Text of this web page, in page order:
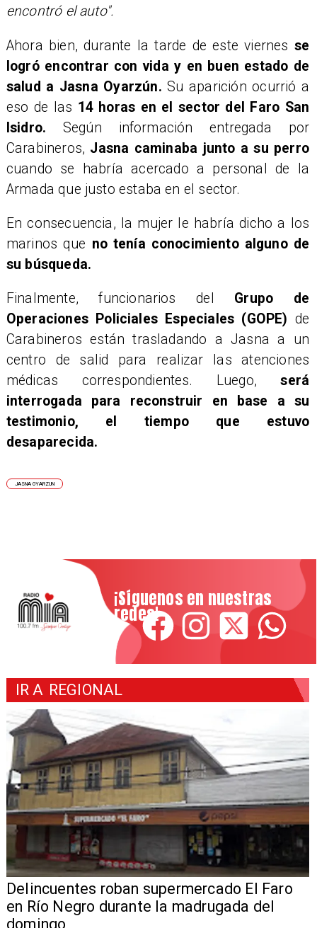
encontró el auto".
Ahora bien, durante la tarde de este viernes se
logró encontrar con vida y en buen estado de
salud a Jasna Oyarzún.Su aparición ocurrió a
eso de las 14 horas en el sector del Faro San
Isidro. Según información entregada por
Carabineros, Jasna caminaba junto a su perro
cuando se habría acercado a personal de la
Armada que justo estaba en el sector.
En consecuencia, la mujer le habría dicho a los
marinos que no tenía conocimiento alguno de
su búsqueda.
Finalmente, funcionarios del Grupo de
Operaciones Policiales Especiales (GOPE) de
Carabineros están trasladando a Jasna a un
centro de salid para realizar las atenciones
médicas correspondientes. Luego,será
interrogada para reconstruir en base a su
testimonio, el tiempo que estuvo
desaparecida.
JASNA OYARZUN
¡Síguenos en nuestras
redes!
IR A REGIONAL
Delincuentes roban supermercado El Faro
en Río Negro durante la madrugada del
domingo